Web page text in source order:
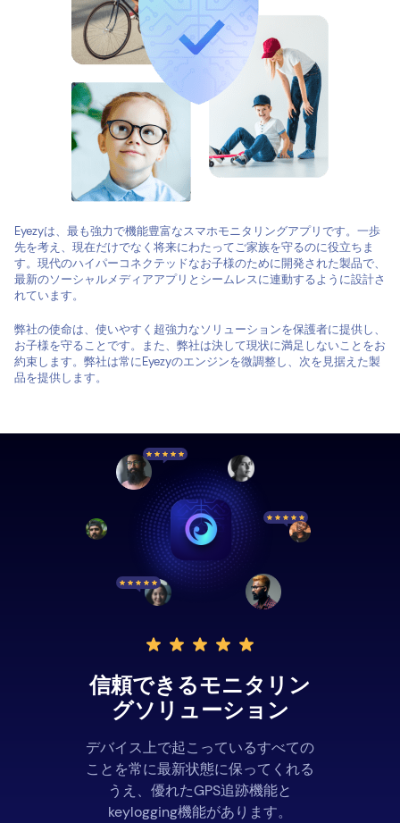
Eyezyは、最も強力で機能豊富なスマホモニタリングアプリです。一歩
先を考え、現在だけでなく将来にわたってご家族を守るのに役立ちま
す。現代のハイパーコネクテッドなお子様のために開発された製品で、
最新のソーシャルメディアアプリとシームレスに連動するように設計さ
れています。
弊社の使命は、使いやすく超強力なソリューションを保護者に提供し、
お子様を守ることです。また、弊社は決して現状に満足しないことをお
約束します。弊社は常にEyezyのエンジンを微調整し、次を見据えた製
品を提供します。
信頼できるモニタリン
グソリューション
デバイス上で起こっているすべての
ことを常に最新状態に保ってくれる
うえ、優れたGPS追跡機能と
keylogging機能があります。